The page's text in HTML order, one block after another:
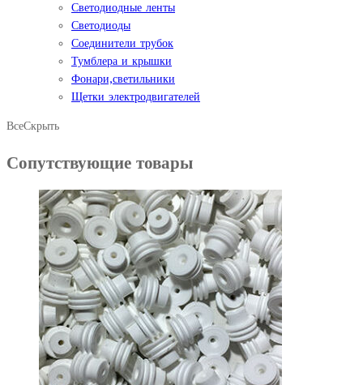
Светодиодные ленты
Светодиоды
Соединители трубок
Тумблера и крышки
Фонари,светильники
Щетки электродвигателей
ВсеСкрыть
Сопутствующие товары